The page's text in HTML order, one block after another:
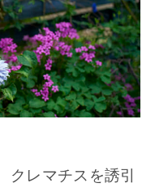
クレマチスを誘引